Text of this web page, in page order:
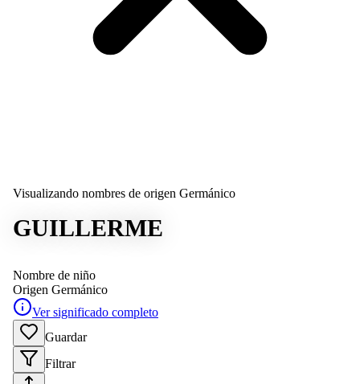
Visualizando nombres de origen Germánico
GUILLERME
Nombre de niño
Origen Germánico
Ver significado completo
Guardar
Filtrar